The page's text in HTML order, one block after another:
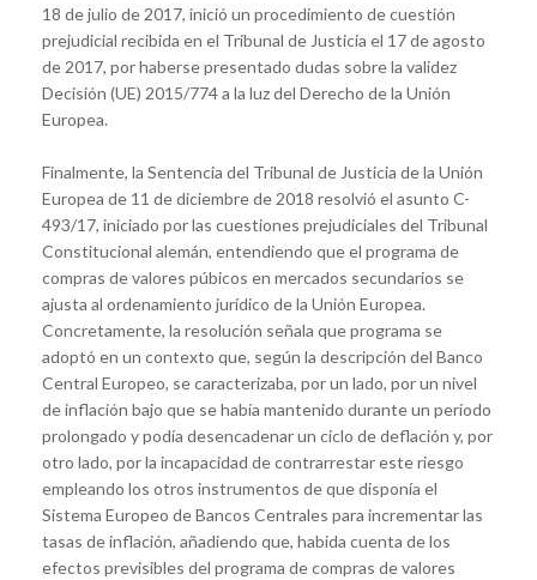
18 de julio de 2017, inició un procedimiento de cuestión
prejudicial recibida en el Tribunal de Justicia el 17 de agosto
de 2017, por haberse presentado dudas sobre la validez
Decisión (UE) 2015/774 a la luz del Derecho de la Unión
Europea.
Finalmente, la Sentencia del Tribunal de Justicia de la Unión
Europea de 11 de diciembre de 2018 resolvió el asunto C-
493/17, iniciado por las cuestiones prejudiciales del Tribunal
Constitucional alemán, entendiendo que el programa de
compras de valores púbicos en mercados secundarios se
ajusta al ordenamiento jurídico de la Unión Europea.
Concretamente, la resolución señala que programa se
adoptó en un contexto que, según la descripción del Banco
Central Europeo, se caracterizaba, por un lado, por un nivel
de inflación bajo que se había mantenido durante un período
prolongado y podía desencadenar un ciclo de deflación y, por
otro lado, por la incapacidad de contrarrestar este riesgo
empleando los otros instrumentos de que disponía el
Sistema Europeo de Bancos Centrales para incrementar las
tasas de inflación, añadiendo que, habida cuenta de los
efectos previsibles del programa de compras de valores